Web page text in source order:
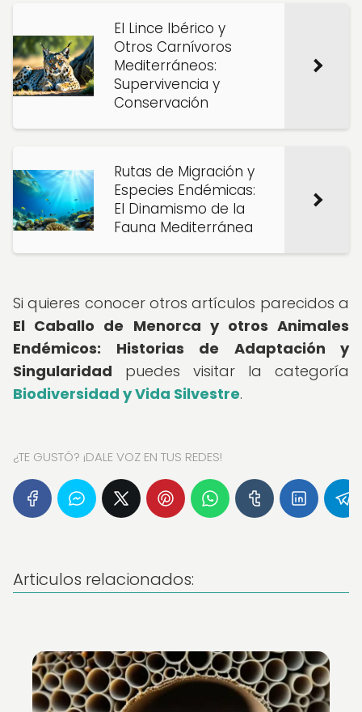
El Lince Ibérico y
Otros Carnívoros
Mediterráneos:
Supervivencia y
Conservación
Rutas de Migración y
Especies Endémicas:
El Dinamismo de la
Fauna Mediterránea
Si quieres conocer otros artículos parecidos a
El Caballo de Menorca y otros Animales
Endémicos: Historias de Adaptación y
Singularidad puedes visitar la categoría
Biodiversidad y Vida Silvestre.
¿TE GUSTÓ? ¡DALE VOZ EN TUS REDES!
Articulos relacionados: